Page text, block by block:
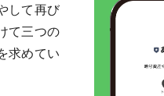
して再び
て三つの
求めてい